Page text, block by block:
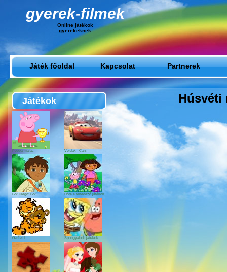
gyerek-filmek
Online játékok
gyerekeknek
Játék főoldal Kapcsolat Partnerek
Játékok
Peppa malac Verdák - Cars
Go! Diego! Go! Dóra a felfedező játékok
Garfield Spongyabob játékok
Húsvéti